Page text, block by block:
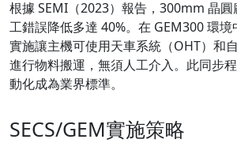
根據 SEMI（2023）報告，300mm 晶圓
工錯誤降低多達 40%。在 GEM300 環境
實施讓主機可使用天車系統（OHT）和
進行物料搬運，無須人工介入。此同步
動化成為業界標準。
SECS/GEM實施策略